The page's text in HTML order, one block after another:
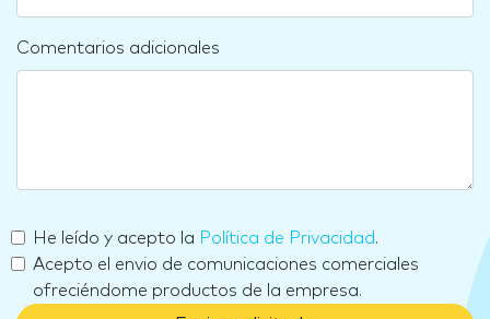
Comentarios adicionales
He leído y acepto la Política de Privacidad.
Acepto el envio de comunicaciones comerciales
ofreciéndome productos de la empresa.